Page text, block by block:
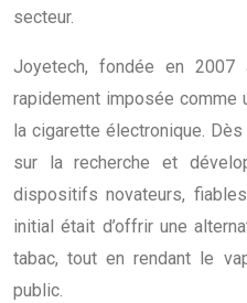
secteur.
Joyetech, fondée en 2007
rapidement imposée comme
la cigarette électronique.
sur la recherche et
dispositifs novateurs,
initial était d’offrir une
tabac, tout en rendant le
public.